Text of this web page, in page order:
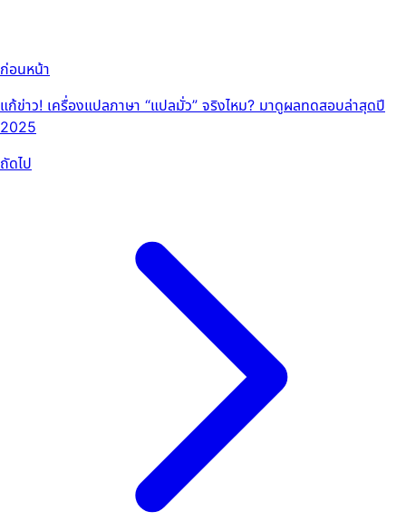
ก่อนหน้า
แก้ข่าว! เครื่องแปลภาษา “แปลมั่ว” จริงไหม? มาดูผลทดสอบล่าสุดปี
2025
ถัดไป